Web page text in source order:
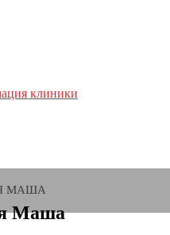
клиники
МАША
Маша